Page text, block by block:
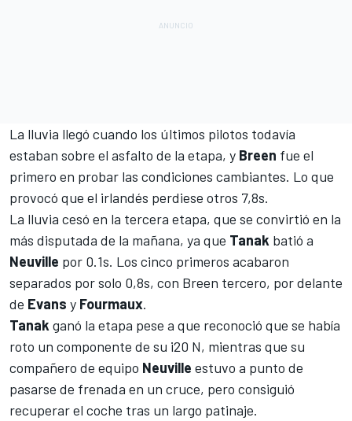
La lluvia llegó cuando los últimos pilotos todavía
estaban sobre el asfalto de la etapa, y Breen fue el
primero en probar las condiciones cambiantes. Lo que
provocó que el irlandés perdiese otros 7,8s.
La lluvia cesó en la tercera etapa, que se convirtió en la
más disputada de la mañana, ya que Tanak batió a
Neuville por 0.1s. Los cinco primeros acabaron
separados por solo 0,8s, con Breen tercero, por delante
de Evans y Fourmaux.
Tanak ganó la etapa pese a que reconoció que se había
roto un componente de su i20 N, mientras que su
compañero de equipo Neuville estuvo a punto de
pasarse de frenada en un cruce, pero consiguió
recuperar el coche tras un largo patinaje.